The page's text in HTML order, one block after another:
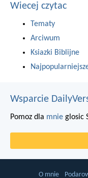
Wiecej czytac
Tematy
Arciwum
Ksiazki Biblijne
Wsparcie
Pomoz dla mnie glosic
O mnie